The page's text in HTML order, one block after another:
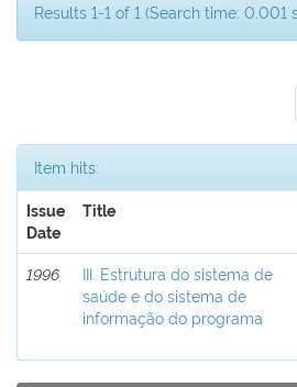
Results 1-1 of 1 (Search time: 0.001
Item hits:
Issue
Date
Title
1996
III. Estrutura do sistema de
saúde e do sistema de
informação do programa